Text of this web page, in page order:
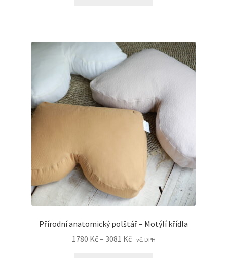
Možnosti
na
stránce
produktu
Přírodní anatomický polštář – Motýlí křídla
1780 Kč– 3081 KčRozpětí
- vč. DPH